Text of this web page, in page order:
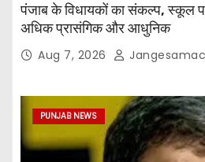
पंजाब के विधायकों का संकल्प, स्कूल
अधिक प्रासंगिक और आधुनिक
Aug 7, 2026
PUNJAB NEWS